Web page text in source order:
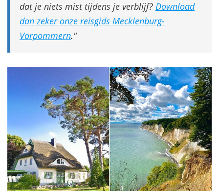
dat je niets mist tijdens je verblijf? Download
dan zeker onze reisgids Mecklenburg-
Vorpommern.